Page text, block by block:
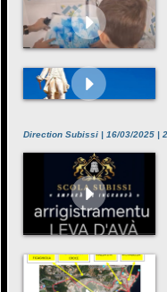
Direction Subissi | 16/03/2025 |